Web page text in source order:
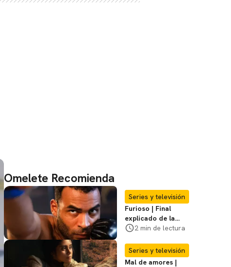
Omelete Recomienda
Series y televisión
Furioso | Final
explicado de la
serie brasileña de
2 min de lectura
Series y televisión
Mal de amores |